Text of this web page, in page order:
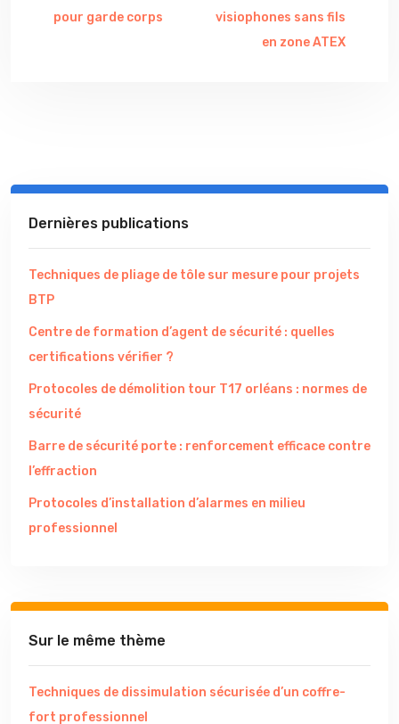
pour garde corps
visiophones sans fils
en zone ATEX
Dernières publications
Techniques de pliage de tôle sur mesure pour projets
BTP
Centre de formation d’agent de sécurité : quelles
certifications vérifier ?
Protocoles de démolition tour T17 orléans : normes de
sécurité
Barre de sécurité porte : renforcement efficace contre
l’effraction
Protocoles d’installation d’alarmes en milieu
professionnel
Sur le même thème
Techniques de dissimulation sécurisée d’un coffre-
fort professionnel